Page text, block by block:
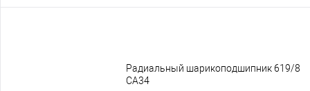
Радиальный шарикоподшипник 619/8
CA34